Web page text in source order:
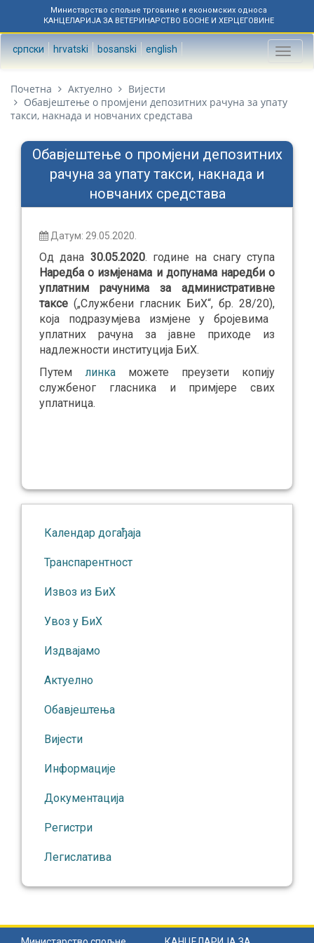
Министарство спољне трговине и економских односа
КАНЦЕЛАРИЈА ЗА ВЕТЕРИНАРСТВО БОСНЕ И ХЕРЦЕГОВИНЕ
српски hrvatski bosanski english
Toggle
Почетна Актуелно
Вијести
Обавјештење о промјени депозитних рачуна за упату
такси, накнада и новчаних средстава
Обавјештење о промјени депозитних
рачуна за упату такси, накнада и
новчаних средстава
Датум: 29.05.2020.
Од дана 30.05.2020. године на снагу ступа
Наредба о измјенама и допунама наредби о
уплатним рачунима за административне
таксе („Службени гласник БиХ“, бр. 28/20),
која подразумјева измјене у бројевима
уплатних рачуна за јавне приходе из
надлежности институција БиХ.
Путем линка можете преузети копију
службеног гласника и примјере свих
уплатница.
Календар догађаја
Транспарентност
Извоз из БиХ
Увоз у БиХ
Издвајамо
Актуелно
Обавјештења
Вијести
Информације
Документација
Регистри
Легислатива